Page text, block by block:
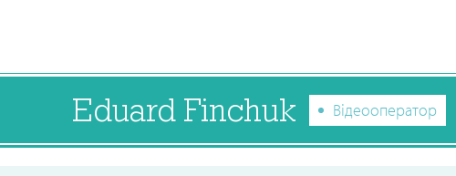
Eduard Finchuk Відеооператор